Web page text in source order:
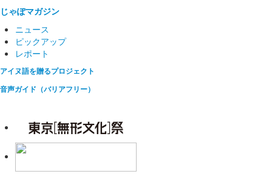
じゃぽマガジン
ニュース
ピックアップ
レポート
アイヌ語を贈るプロジェクト
音声ガイド（バリアフリー）